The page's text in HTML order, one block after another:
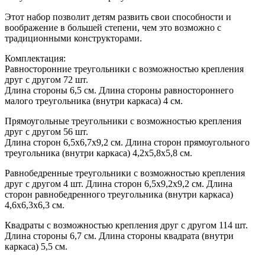
Этот набор позволит детям развить свои способности и
воображение в большей степени, чем это возможно с
традиционными конструкторами.
Комплектация:
Равносторонние треугольники с возможностью крепления
друг с другом 72 шт.
Длина стороны 6,5 см. Длина стороны равностороннего
малого треугольника (внутри каркаса) 4 см.
Прямоугольные треугольники с возможностью крепления
друг с другом 56 шт.
Длина сторон 6,5х6,7х9,2 см. Длина сторон прямоугольного
треугольника (внутри каркаса) 4,2х5,8х5,8 см.
Равнобедренные треугольники с возможностью крепления
друг с другом 4 шт. Длина сторон 6,5х9,2х9,2 см. Длина
сторон равнобедренного треугольника (внутри каркаса)
4,6х6,3х6,3 см.
Квадраты с возможностью крепления друг с другом 114 шт.
Длина стороны 6,7 см. Длина стороны квадрата (внутри
каркаса) 5,5 см.